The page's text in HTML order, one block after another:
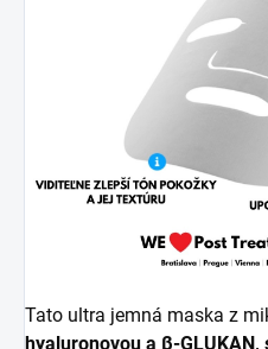
Tato ultra jemná maska ​​z
hyaluronovou a β-